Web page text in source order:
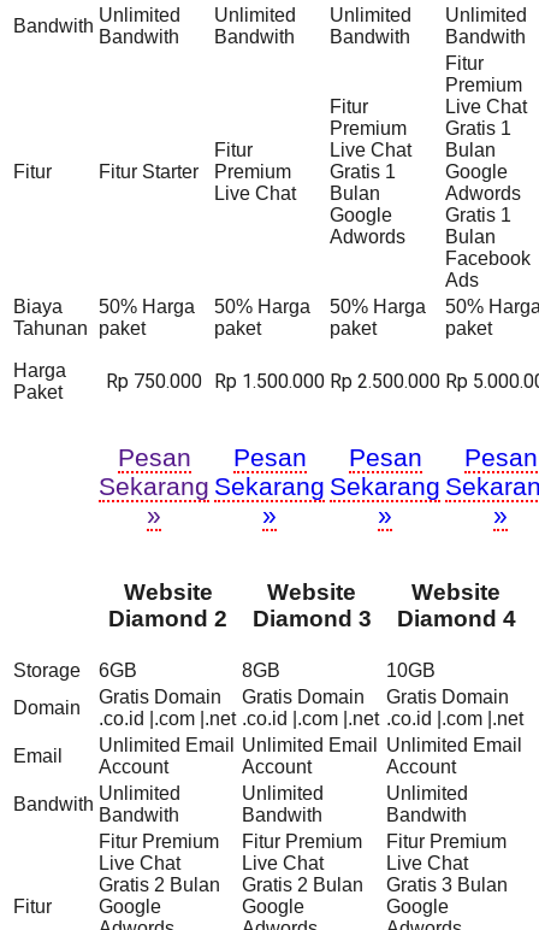
Bandwith
Unlimited
Bandwith
Unlimited
Bandwith
Unlimited
Bandwith
Unlimited
Bandwith
Fitur Fitur Starter
Fitur
Premium
Live Chat
Fitur
Premium
Live Chat
Gratis 1
Bulan
Google
Adwords
Fitur
Premium
Live Chat
Gratis 1
Bulan
Google
Adwords
Gratis 1
Bulan
Facebook
Ads
Biaya
Tahunan
50% Harga
paket
50% Harga
paket
50% Harga
paket
50%
paket
Harga
Paket
Rp 750.000 Rp 1.500.000 Rp 2.500.000 Rp
Pesan
Sekarang
»
Pesan
Sekarang
»
Pesan
Sekarang
»
Pesan
»
Website
Diamond 2
Website
Diamond 3
Website
Diamond 4
Storage 6GB 8GB
10GB
Domain
Gratis Domain
.co.id |.com |.net
Gratis Domain
.co.id |.com |.net
Gratis Domain
.co.id |.com |.net
Email
Unlimited Email
Account
Unlimited Email
Account
Unlimited Email
Account
Bandwith
Unlimited
Bandwith
Unlimited
Bandwith
Unlimited
Bandwith
Fitur
Fitur Premium
Live Chat
Gratis 2 Bulan
Google
Fitur Premium
Live Chat
Gratis 2 Bulan
Google
Fitur Premium
Live Chat
Gratis 3 Bulan
Google